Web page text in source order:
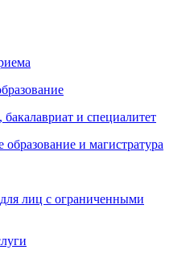
и специалитет
и магистратура
лиц с ограниченными